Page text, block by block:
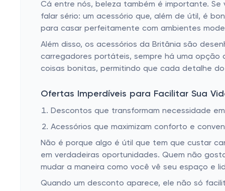
Cá entre nós, beleza também é importante.
falar sério: um acessório que, além de útil, é
para casar perfeitamente com ambientes
Além disso, os acessórios da Britânia são
carregadores portáteis, sempre há uma opção
coisas bonitas, permitindo que cada detalhe
Ofertas Imperdíveis para Facilitar Sua
Descontos que transformam necessidade
Acessórios que maximizam conforto e
Não é porque algo é útil que tem que custar
em verdadeiras oportunidades. Quem não
mudar a maneira como você vê seu espaço e
Quando um desconto aparece, ele não só